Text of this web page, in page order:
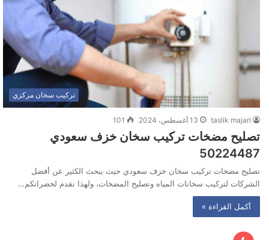
تركيب سخان مركزي
taslik majari 13 أغسطس، 2024 101
تصليح مضخات تركيب سخان خزف سعودي
50224487‬
تصليح مضخات تركيب سخان خزف سعودي حيث يبحث الكثير عن أفضل
الشركات لتركيب سخانات المياه وتصليح المضخات، ولهذا نقدم لحضراتكم…
أكمل القراءة »